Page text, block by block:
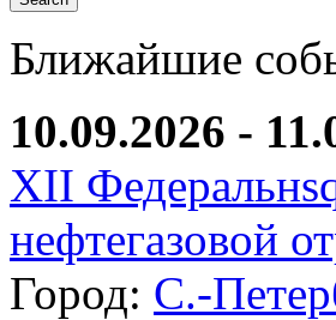
Ближайшие
10.09.2026 -
XII
нефтегазовой
Город: С.-